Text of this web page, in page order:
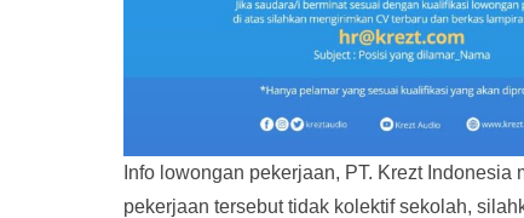
Info lowongan pekerjaan, PT. Krezt
pekerjaan tersebut tidak kolektif sekolah,